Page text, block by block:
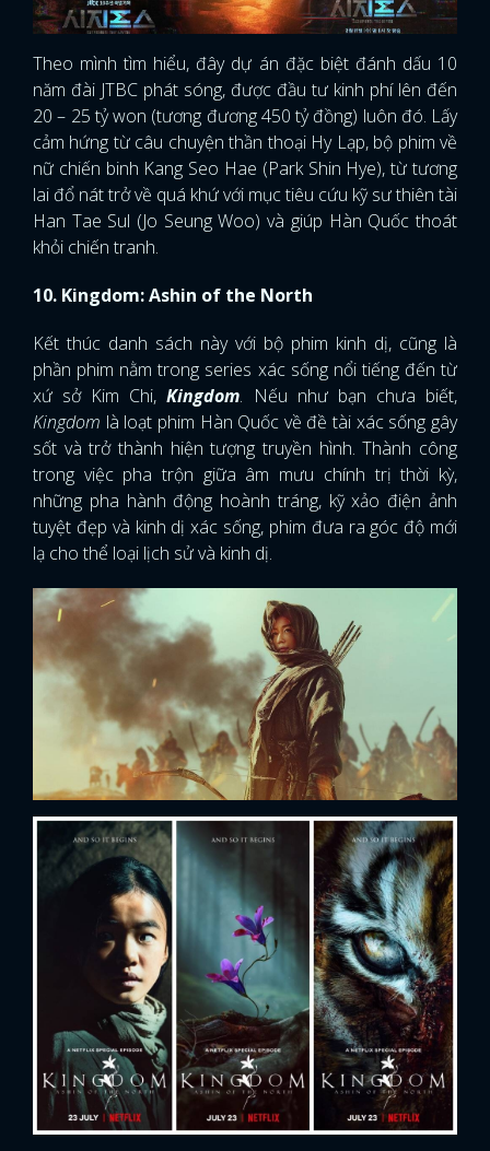
Theo mình tìm hiểu, đây dự án đặc biệt đánh dấu 10
năm đài JTBC phát sóng, được đầu tư kinh phí lên đến
20 – 25 tỷ won (tương đương 450 tỷ đồng) luôn đó. Lấy
cảm hứng từ câu chuyện thần thoại Hy Lạp, bộ phim về
nữ chiến binh Kang Seo Hae (Park Shin Hye), từ tương
lai đổ nát trở về quá khứ với mục tiêu cứu kỹ sư thiên tài
Han Tae Sul (Jo Seung Woo) và giúp Hàn Quốc thoát
khỏi chiến tranh.
10. Kingdom: Ashin of the North
Kết thúc danh sách này với bộ phim kinh dị, cũng là
phần phim nằm trong series xác sống nổi tiếng đến từ
xứ sở Kim Chi,Kingdom. Nếu như bạn chưa biết,
Kingdom là loạt phim Hàn Quốc về đề tài xác sống gây
sốt và trở thành hiện tượng truyền hình. Thành công
trong việc pha trộn giữa âm mưu chính trị thời kỳ,
những pha hành động hoành tráng, kỹ xảo điện ảnh
tuyệt đẹp và kinh dị xác sống, phim đưa ra góc độ mới
lạ cho thể loại lịch sử và kinh dị.